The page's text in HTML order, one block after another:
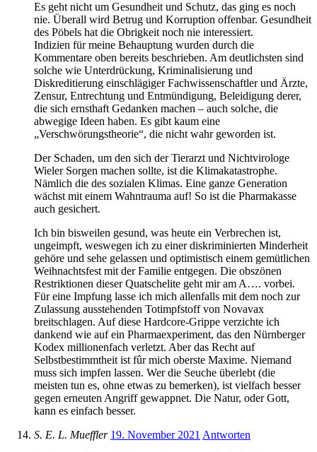
Es geht nicht um Gesundheit und Schutz, das ging es noch
nie. Überall wird Betrug und Korruption offenbar. Gesundheit
des Pöbels hat die Obrigkeit noch nie interessiert.
Indizien für meine Behauptung wurden durch die
Kommentare oben bereits beschrieben. Am deutlichsten sind
solche wie Unterdrückung, Kriminalisierung und
Diskreditierung einschlägiger Fachwissenschaftler und Ärzte,
Zensur, Entrechtung und Entmündigung, Beleidigung derer,
die sich ernsthaft Gedanken machen – auch solche, die
abwegige Ideen haben. Es gibt kaum eine
„Verschwörungstheorie“, die nicht wahr geworden ist.
Der Schaden, um den sich der Tierarzt und Nichtvirologe
Wieler Sorgen machen sollte, ist die Klimakatastrophe.
Nämlich die des sozialen Klimas. Eine ganze Generation
wächst mit einem Wahntrauma auf! So ist die Pharmakasse
auch gesichert.
Ich bin bisweilen gesund, was heute ein Verbrechen ist,
ungeimpft, weswegen ich zu einer diskriminierten Minderheit
gehöre und sehe gelassen und optimistisch einem gemütlichen
Weihnachtsfest mit der Familie entgegen. Die obszönen
Restriktionen dieser Quatschelite geht mir am A…. vorbei.
Für eine Impfung lasse ich mich allenfalls mit dem noch zur
Zulassung ausstehenden Totimpfstoff von Novavax
breitschlagen. Auf diese Hardcore-Grippe verzichte ich
dankend wie auf ein Pharmaexperiment, das den Nürnberger
Kodex millionenfach verletzt. Aber das Recht auf
Selbstbestimmtheit ist fûr mich oberste Maxime. Niemand
muss sich impfen lassen. Wer die Seuche überlebt (die
meisten tun es, ohne etwas zu bemerken), ist vielfach besser
gegen erneuten Angriff gewappnet. Die Natur, oder Gott,
kann es einfach besser.
S. E. L. Mueffler 19. November 2021 Antworten